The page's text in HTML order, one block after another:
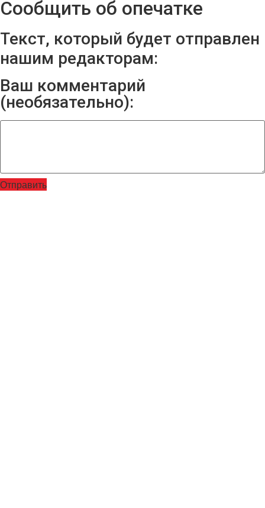
Сообщить об опечатке
Текст, который будет отправлен
нашим редакторам:
Ваш комментарий
(необязательно):
Отправить